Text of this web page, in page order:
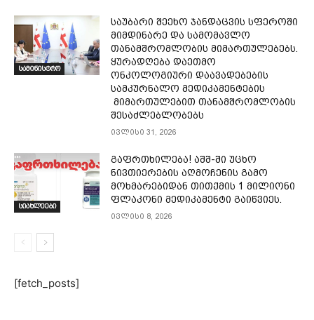
სამინისტრო
საუბარი შეეხო ჯანდაცვის სფეროში
მიმდინარე და სამომავლო
თანამშრომლობის მიმართულებებს.
ყურადღება დაეთმო
ონკოლოგიური დაავადებების
სამკურნალო მედიკამენტების
მიმართულებით თანამშრომლობის
შესაძლებლობებს
ივლისი 31, 2026
სიახლეები
გაფრთხილება! აშშ-ში უცხო
ნივთიერების აღმოჩენის გამო
მოხმარებიდან თითქმის 1 მილიონი
ფლაკონი მედიკამენტი გაიწვიეს.
ივლისი 8, 2026
[fetch_posts]